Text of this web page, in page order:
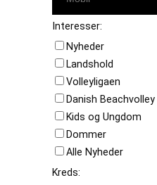
Interesser:
Nyheder
Landshold
Volleyligaen
Danish
Kids og Ungdom
Dommer
Alle Nyheder
Kreds: